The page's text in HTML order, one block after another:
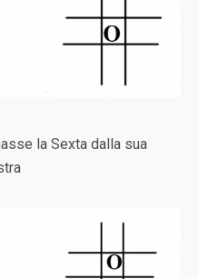
la Sexta dalla sua